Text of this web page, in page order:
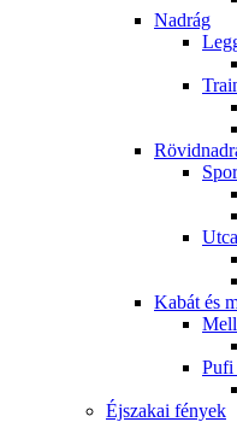
Nadrág
Kabát és
Pufi
Éjszakai fények